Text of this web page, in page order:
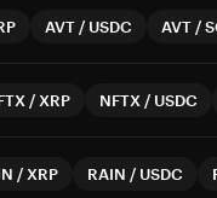
AVT / USDC AVT /
/ XRP NFTX / USDC
/ XRP RAIN / USDC